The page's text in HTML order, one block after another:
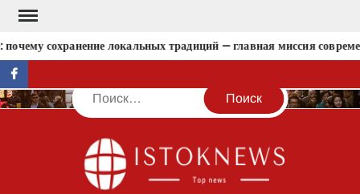
Перейти
содержимому
сохранение локальных традиций — главная миссия
facebook
Поиск